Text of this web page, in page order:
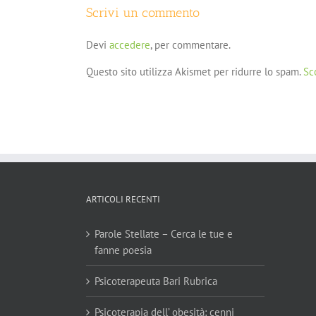
Scrivi un commento
Devi accedere, per commentare.
Questo sito utilizza Akismet per ridurre lo spam.
ARTICOLI RECENTI
Parole Stellate – Cerca le tue e
fanne poesia
Psicoterapeuta Bari Rubrica
Psicoterapia dell’ obesità: cenni